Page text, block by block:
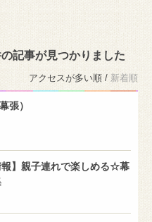
記事が見つかりました
アクセスが多い順 / 新着順
張）
報】親子連れで楽しめる☆幕